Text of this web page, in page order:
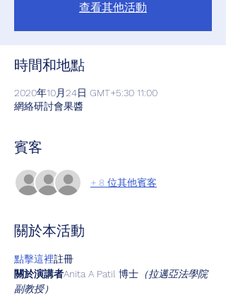
查看其他活動
時間和地點
2020年10月24日 GMT+5:30 11:00
網絡研討會果醬
賓客
+ 8 位其他賓客
關於本活動
點擊這裡註冊
關於演講者Anita A Patil 博士 （拉邁亞法學院
副教授）